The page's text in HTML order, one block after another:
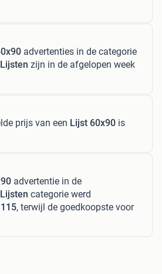
advertenties in de categorie
zijn in de afgelopen week
prijs van een Lijst 60x90 is
advertentie in de
categorie werd
, terwijl de goedkoopste voor